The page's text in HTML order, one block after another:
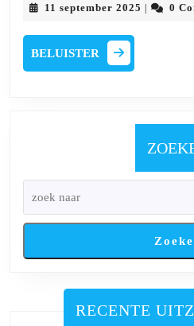
Mix
van
11 september 2025 11
0
BELUISTER
RECENTE